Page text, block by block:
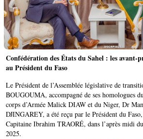
Confédération des États du Sahel : les avant-
au Président du Faso
Le Président de l’Assemblée législative de
BOUGOUMA, accompagné de ses homologues
corps d’Armée Malick DIAW et du Niger, Dr
DJINGAREY, a été reçu par le Président du
Capitaine Ibrahim TRAORÉ, dans l’après midi
2025.